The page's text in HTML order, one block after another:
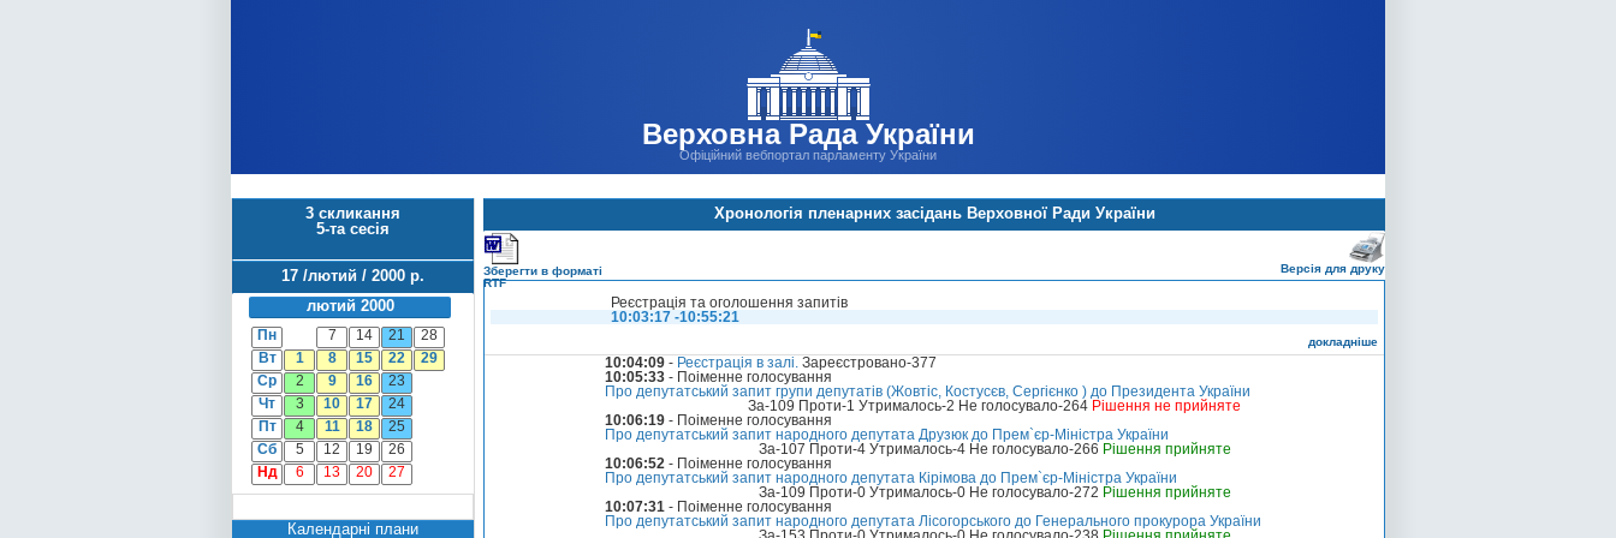
Верховна Рада України
Офіційний вебпортал парламенту України
3 скликання
5-та сесія
17 /лютий / 2000 р.
лютий 2000
Пн 7 14 21
28
Вт
1 8 15 22
29
Ср
2 9 16
23
Чт
3 10 17
24
Пт
4 11 18
25
Сб
5 12 19
26
Нд
6 13 20 27
Календарні плани
Хронологія пленарних засідань Верховної Ради України
Зберегти в форматі
RTF
Версія для друку
Реєстрація та оголошення запитів
10:03:17 -10:55:21
докладніше
10:04:09 - Реєстрація в залі. Зареєстровано-377
10:05:33 - Поіменне голосування
Про депутатський запит групи депутатів (Жовтіс, Костусєв, Сергієнко ) до Президента України
За-109 Проти-1 Утрималось-2 Не голосувало-264 Рішення не прийняте
10:06:19 - Поіменне голосування
Про депутатський запит народного депутата Друзюк до Прем`єр-Міністра України
За-107 Проти-4 Утрималось-4 Не голосувало-266 Рішення прийняте
10:06:52 - Поіменне голосування
Про депутатський запит народного депутата Кірімова до Прем`єр-Міністра України
За-109 Проти-0 Утрималось-0 Не голосувало-272 Рішення прийняте
10:07:31 - Поіменне голосування
Про депутатський запит народного депутата Лісогорського до Генерального прокурора України